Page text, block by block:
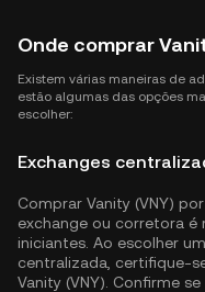
Onde comprar
Existem várias maneiras de
estão algumas das opções
escolher:
Exchanges
Comprar Vanity (VNY)
exchange ou corretora é
iniciantes. Ao escolher
centralizada, certifique-
Vanity (VNY). Confirme